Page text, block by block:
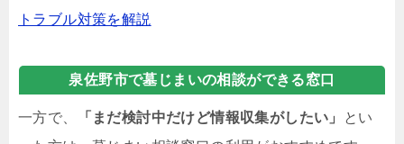
トラブル対策を解説
泉佐野市で墓じまいの相談ができる窓口
一方で、 「まだ検討中だけど情報収集がしたい」
とい